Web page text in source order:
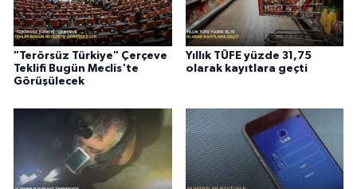
"Terörsüz Türkiye" Çerçeve
Teklifi Bugün Meclis'te
Görüşülecek
Yıllık TÜFE yüzde 31,75
olarak kayıtlara geçti